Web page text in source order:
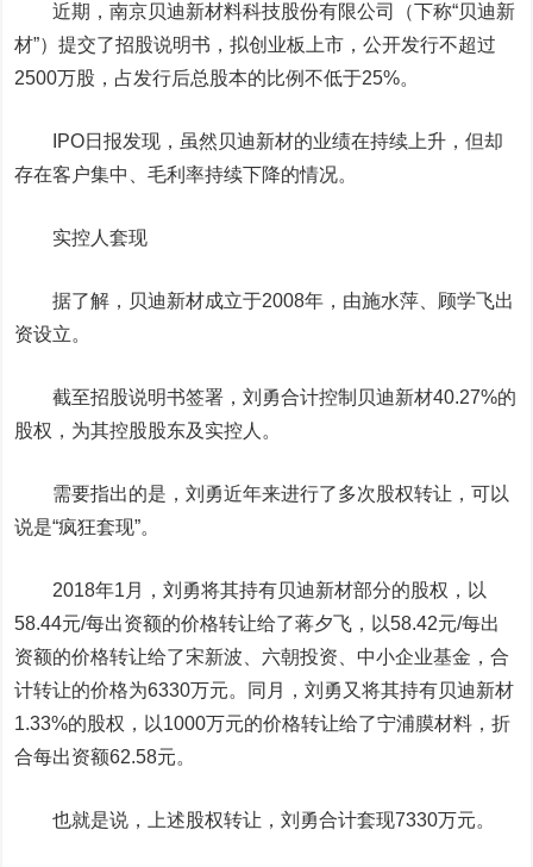
近期，南京贝迪新材料科技股份有限公司（下称“贝迪新
材”）提交了招股说明书，拟创业板上市，公开发行不超过
2500万股，占发行后总股本的比例不低于25%。
IPO日报发现，虽然贝迪新材的业绩在持续上升，但却
存在客户集中、毛利率持续下降的情况。
实控人套现
据了解，贝迪新材成立于2008年，由施水萍、顾学飞出
资设立。
截至招股说明书签署，刘勇合计控制贝迪新材40.27%的
股权，为其控股股东及实控人。
需要指出的是，刘勇近年来进行了多次股权转让，可以
说是“疯狂套现”。
2018年1月，刘勇将其持有贝迪新材部分的股权，以
58.44元/每出资额的价格转让给了蒋夕飞，以58.42元/每出
资额的价格转让给了宋新波、六朝投资、中小企业基金，合
计转让的价格为6330万元。同月，刘勇又将其持有贝迪新材
1.33%的股权，以1000万元的价格转让给了宁浦膜材料，折
合每出资额62.58元。
也就是说，上述股权转让，刘勇合计套现7330万元。